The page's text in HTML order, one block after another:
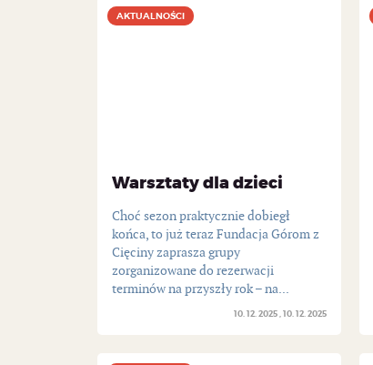
Warsztaty dla dzieci
AKTUALNOŚCI
10. 12. 2025 10. 12. 2025
Choć sezon praktycznie dobiegł
końca, to już teraz Fundacja Górom z
Cięciny zaprasza grupy
zorganizowane do rezerwacji
terminów na przyszły rok – na...
AKTUALNOŚCI